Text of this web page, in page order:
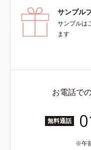
サンプル
サンプルは
ます
お電話で
無料通話
午